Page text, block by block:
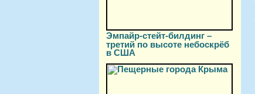
Эмпайр-стейт-билдинг –
третий по высоте небоскрёб
в США